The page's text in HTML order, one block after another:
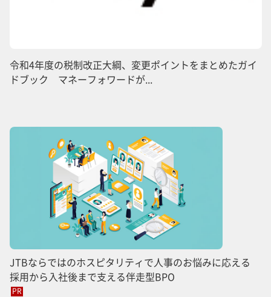
令和4年度の税制改正大綱、変更ポイントをまとめたガイ
ドブック マネーフォワードが...
JTBならではのホスピタリティで人事のお悩みに応える
採用から入社後まで支える伴走型BPO
PR